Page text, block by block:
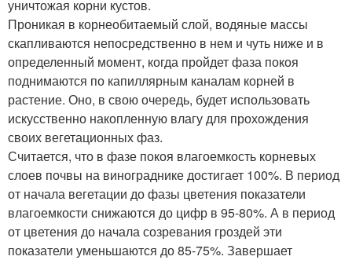
уничтожая корни кустов.
Проникая в корнеобитаемый слой, водяные массы
скапливаются непосредственно в нем и чуть ниже и в
определенный момент, когда пройдет фаза покоя
поднимаются по капиллярным каналам корней в
растение. Оно, в свою очередь, будет использовать
искусственно накопленную влагу для прохождения
своих вегетационных фаз.
Считается, что в фазе покоя влагоемкость корневых
слоев почвы на винограднике достигает 100%. В период
от начала вегетации до фазы цветения показатели
влагоемкости снижаются до цифр в 95-80%. А в период
от цветения до начала созревания гроздей эти
показатели уменьшаются до 85-75%. Завершает